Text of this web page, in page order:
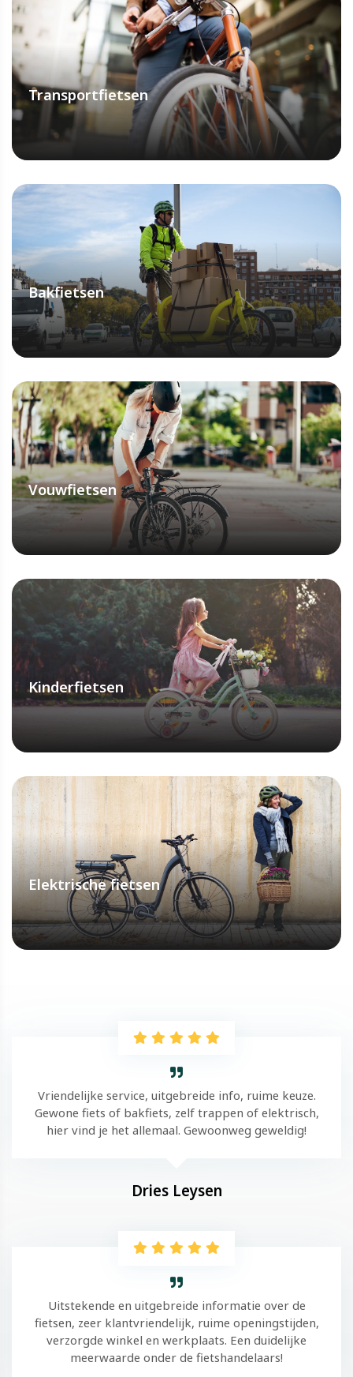
Transportfietsen
ONTDEK MEER
Bakfietsen
ONTDEK MEER
Vouwfietsen
ONTDEK MEER
Kinderfietsen
ONTDEK MEER
Elektrische fietsen
Dries Leysen
Vriendelijke service, uitgebreide info, ruime keuze.
Gewone fiets of bakfiets, zelf trappen of elektrisch,
hier vind je het allemaal. Gewoonweg geweldig!
Uitstekende en uitgebreide informatie over de
fietsen, zeer klantvriendelijk, ruime openingstijden,
verzorgde winkel en werkplaats. Een duidelijke
meerwaarde onder de fietshandelaars!